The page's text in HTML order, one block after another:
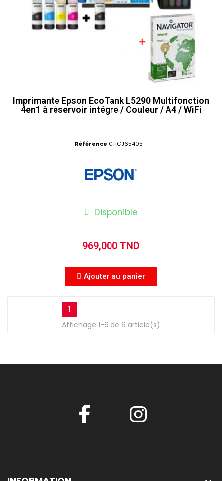
Imprimante Epson EcoTank L5290 Multifonction
4en1 à réservoir intégre / Couleur / A4 / WiFi
Référence C11CJ65405
Disponible
969,000 TND
Ajouter au panier
1
Affichage 1-6 de 6 article(s)